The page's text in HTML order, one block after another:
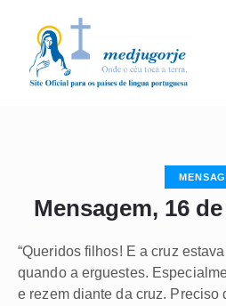
Mensagem, 16
“Queridos filhos! E a cruz
quando a erguestes.
e rezem diante da cruz. Preciso